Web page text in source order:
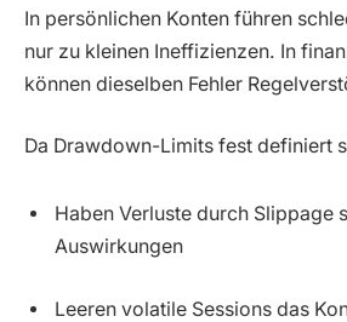
In persönlichen Konten führen
nur zu kleinen Ineffizienzen. In
können dieselben Fehler
Da Drawdown-Limits fest definiert
Haben Verluste durch Slippage
Auswirkungen
Leeren volatile Sessions das